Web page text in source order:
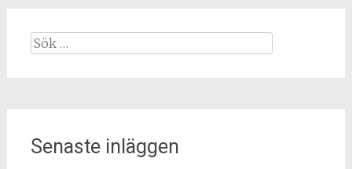
Sök
Senaste inläggen